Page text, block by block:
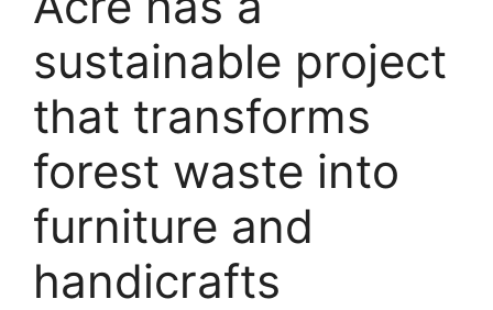
sustainable project
that transforms
forest waste into
furniture and
handicrafts